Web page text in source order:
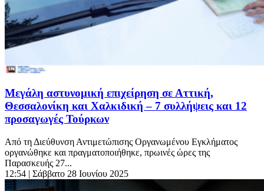
Μεγάλη αστυνομική επιχείρηση σε Αττική,
Θεσσαλονίκη και Χαλκιδική – 7 συλλήψεις και 12
προσαγωγές Τούρκων
Από τη Διεύθυνση Αντιμετώπισης Οργανωμένου Εγκλήματος
οργανώθηκε και πραγματοποιήθηκε, πρωινές ώρες της
Παρασκευής 27...
12:54 | Σάββατο 28 Ιουνίου 2025